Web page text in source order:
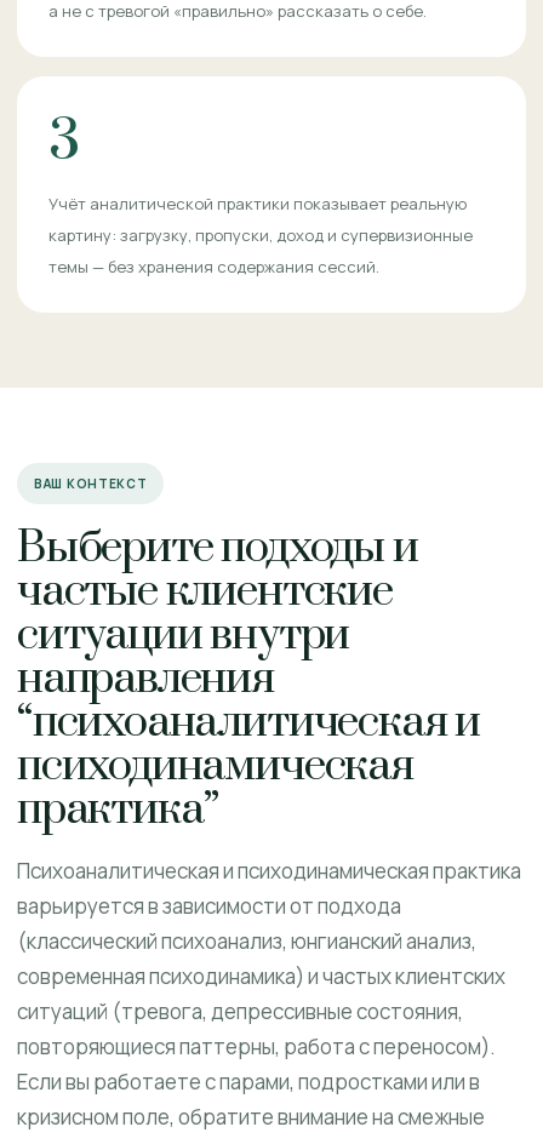
а не с тревогой «правильно» рассказать о себе.
3
Учёт аналитической практики показывает реальную
картину: загрузку, пропуски, доход и супервизионные
темы — без хранения содержания сессий.
ВАШ КОНТЕКСТ
Выберите подходы и
частые клиентские
ситуации внутри
направления
“психоаналитическая и
психодинамическая
практика”
Психоаналитическая и психодинамическая практика
варьируется в зависимости от подхода
(классический психоанализ, юнгианский анализ,
современная психодинамика) и частых клиентских
ситуаций (тревога, депрессивные состояния,
повторяющиеся паттерны, работа с переносом).
Если вы работаете с парами, подростками или в
кризисном поле, обратите внимание на смежные